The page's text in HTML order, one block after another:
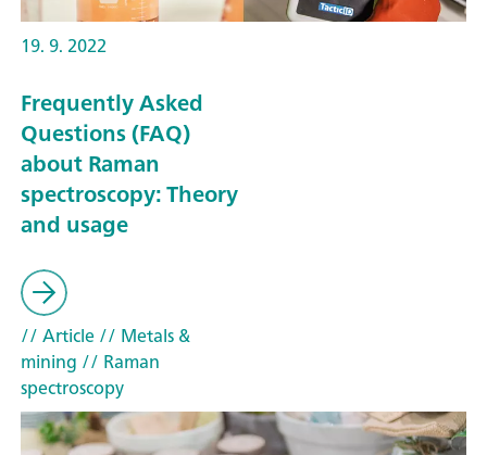
19. 9. 2022
Frequently Asked
Questions (FAQ)
about Raman
spectroscopy: Theory
and usage
// Article// Metals &
mining // Raman
spectroscopy